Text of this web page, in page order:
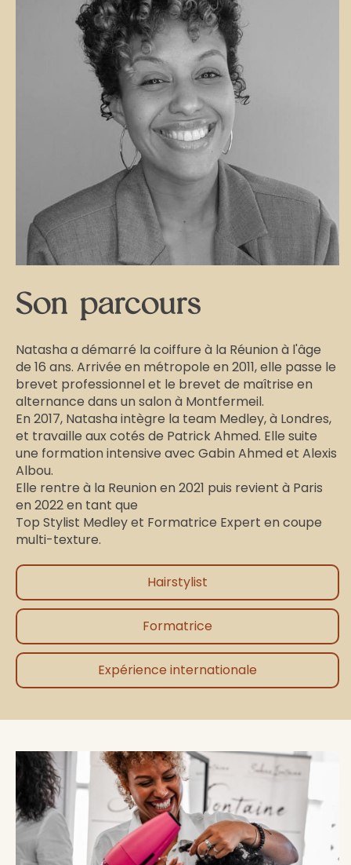
Son parcours
Natasha a démarré la coiffure à la Réunion à l'âge
de 16 ans. Arrivée en métropole en 2011, elle passe le
brevet professionnel et le brevet de maîtrise en
alternance dans un salon à Montfermeil.
En 2017, Natasha intègre la team Medley, à Londres,
et travaille aux cotés de Patrick Ahmed. Elle suite
une formation intensive avec Gabin Ahmed et Alexis
Albou.
Elle rentre à la Reunion en 2021 puis revient à Paris
en 2022 en tant que
Top Stylist Medley et Formatrice Expert en coupe
multi-texture.
Hairstylist
Formatrice
Expérience internationale